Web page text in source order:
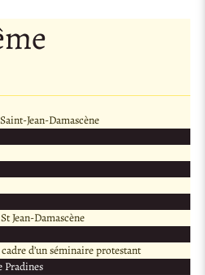
Jean-Damascène
Jean-Damascène
d’un séminaire protestant
Pradines